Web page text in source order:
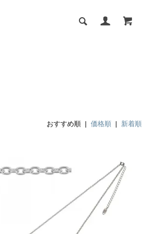
おすすめ順 |価格順 | 新着順